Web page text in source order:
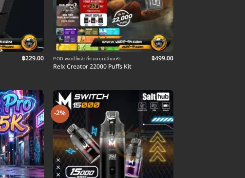
฿229.00 POD พอตใช้แล้วทิ้ง แบบเปลี่ยนหัว
Relx Creator 22000 Puffs Kit
฿499.00
-2%